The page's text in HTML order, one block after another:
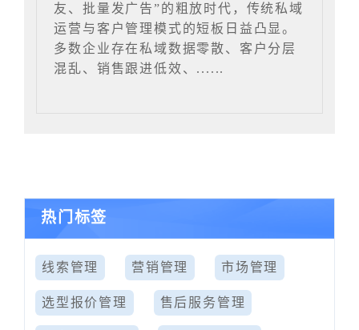
友、批量发广告”的粗放时代，传统私域
运营与客户管理模式的短板日益凸显。
多数企业存在私域数据零散、客户分层
混乱、销售跟进低效、......
热门标签
线索管理 营销管理 市场管理
选型报价管理 售后服务管理